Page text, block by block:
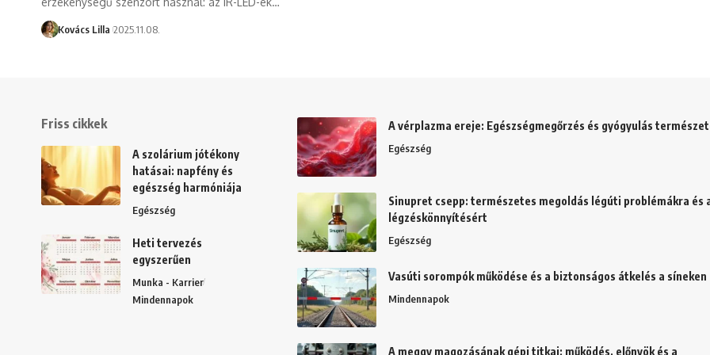
Kovács Lilla 2025.11.08.
Friss cikkek
A szolárium jótékony
hatásai: napfény és
egészség harmóniája
Egészség
Heti tervezés
egyszerűen
Munka - Karrier
Mindennapok
A vérplazma ereje: Egészségmegőrzés és gyógyulás
Egészség
Sinupret csepp: természetes megoldás légúti problémákra és
légzéskönnyítésért
Egészség
Vasúti sorompók működése és a biztonságos átkelés a síneken
Mindennapok
A meggy magozásának gépi titkai: működés, előnyök és a